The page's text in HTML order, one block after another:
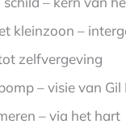
kleinzoon –
zelfvergeving
– visie van Gil
– via het hart